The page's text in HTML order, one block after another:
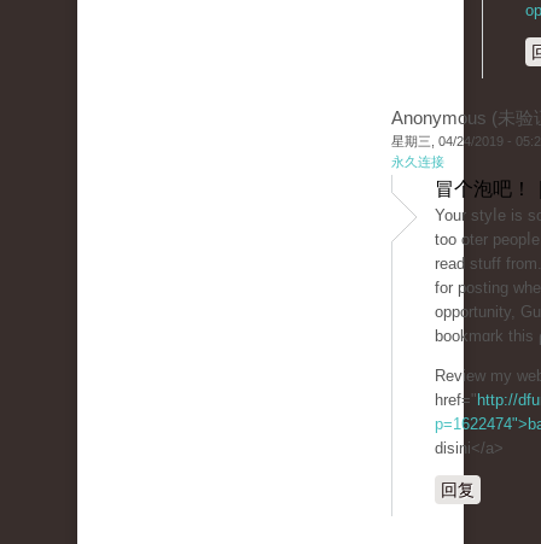
Anonymous (未验
星期三, 04/24/2019 -
永久连接
冒个泡吧！
Your styⅼe is
too oter
read stuff
for posting
opportunity,
bookmɑrk thiѕ
Review my
href=" http://
disini</a>
回复